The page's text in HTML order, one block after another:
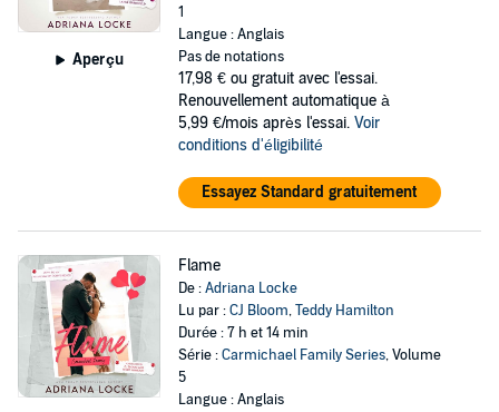
Aperçu
1
Langue : Anglais
Pas de notations
17,98 € ou gratuit avec l'essai.
Renouvellement automatique à
5,99 €/mois après l'essai. Voir
conditions d'éligibilité
Essayez Standard gratuitement
Flame
De :Adriana Locke
Lu par :CJ Bloom,Teddy Hamilton
Durée : 7 h et 14 min
Série :Carmichael Family Series, Volume
5
Langue : Anglais